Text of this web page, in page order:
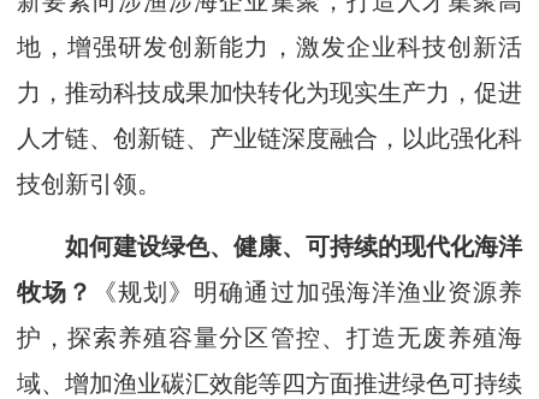
地，增强研发创新能力，激发企业科技创新活
力，推动科技成果加快转化为现实生产力，促进
人才链、创新链、产业链深度融合，以此强化科
技创新引领。
如何建设绿色、健康、可持续的现代化海洋
牧场？
《规划》明确通过加强海洋渔业资源养
护，探索养殖容量分区管控、打造无废养殖海
域、增加渔业碳汇效能等四方面推进绿色可持续